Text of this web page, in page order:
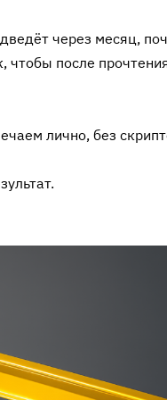
через месяц,
после
лично, без